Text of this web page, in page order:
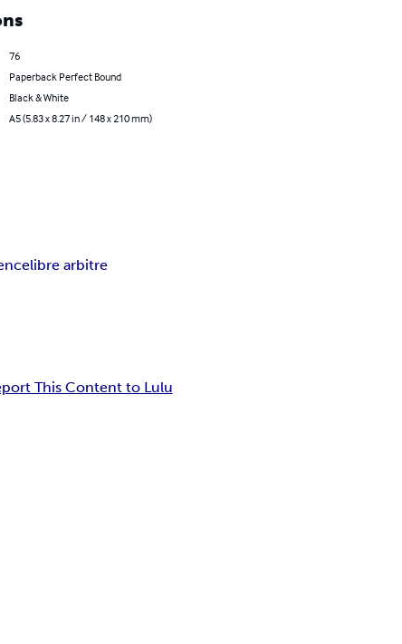
76
Paperback Perfect Bound
Black & White
A5 (5.83 x 8.27 in / 148 x 210 mm)
libre arbitre
This Content to Lulu